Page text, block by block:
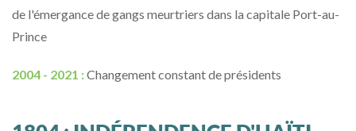
de l'émergance de gangs meurtriers dans la capitale Port-au-
Prince
2004 - 2021 :Changement constant de présidents